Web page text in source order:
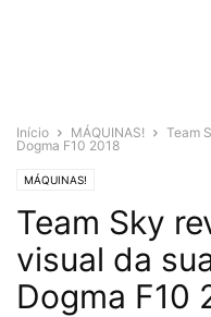
Início MÁQUINAS!
Team
Dogma F10 2018
MÁQUINAS!
Team Sky
visual da
Dogma F10